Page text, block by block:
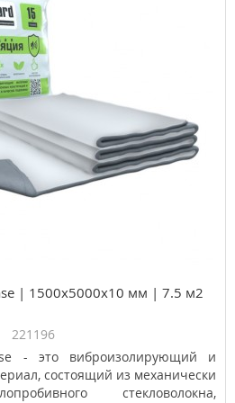
| 1500x5000x10 мм | 7.5 м2
221196
- это виброизолирующий и
состоящий из механически
стекловолокна,